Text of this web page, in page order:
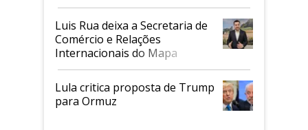
Luis Rua deixa a Secretaria de
Comércio e Relações
Internacionais do Mapa
Lula critica proposta de Trump
para Ormuz